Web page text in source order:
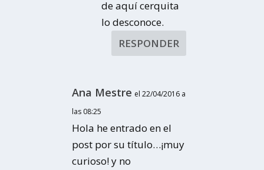
de aquí cerquita
lo desconoce.
RESPONDER
Ana Mestre el 22/04/2016 a
las 08:25
Hola he entrado en el
post por su título…¡muy
curioso! y no